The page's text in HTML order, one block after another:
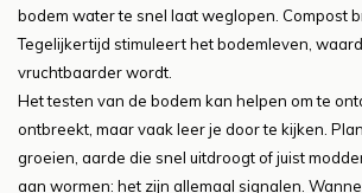
bodem water te snel laat weglopen. Compost
Tegelijkertijd stimuleert het bodemleven,
vruchtbaarder wordt.
Het testen van de bodem kan helpen om te
ontbreekt, maar vaak leer je door te kijken.
groeien, aarde die snel uitdroogt of juist
aan wormen: het zijn allemaal signalen.